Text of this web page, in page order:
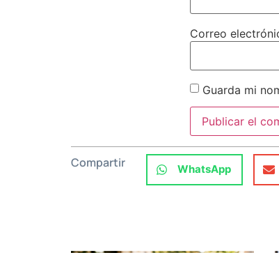
Correo
Guarda mi
Compartir WhatsApp